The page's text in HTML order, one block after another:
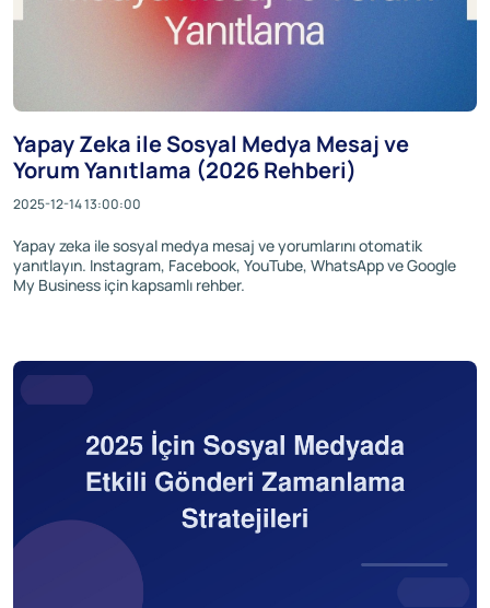
Yapay Zeka ile Sosyal Medya Mesaj ve
Yorum Yanıtlama (2026 Rehberi)
2025-12-14 13:00:00
Yapay zeka ile sosyal medya mesaj ve yorumlarını otomatik
yanıtlayın. Instagram, Facebook, YouTube, WhatsApp ve Google
My Business için kapsamlı rehber.